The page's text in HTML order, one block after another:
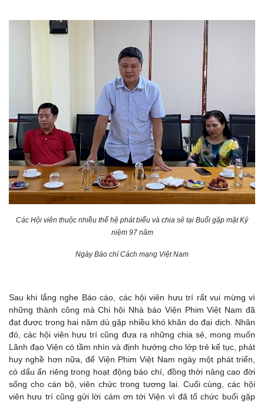
Các Hội viên thuộc nhiều thế hệ phát biểu và chia sẻ tại Buổi gặp mặt Kỷ
niệm 97 năm
Ngày Báo chí Cách mạng Việt Nam
Sau khi lắng nghe Báo cáo, các hội viên hưu trí rất vui mừng vì
những thành công mà Chi hội Nhà báo Viện Phim Việt Nam đã
đạt được trong hai năm dù gặp nhiều khó khăn do đại dịch. Nhân
đó, các hội viên hưu trí cũng đưa ra những chia sẻ, mong muốn
Lãnh đạo Viện có tầm nhìn và định hướng cho lớp trẻ kế tục, phát
huy nghề hơn nữa, để Viện Phim Việt Nam ngày một phát triển,
có dấu ấn riêng trong hoạt động báo chí, đồng thời nâng cao đời
sống cho cán bộ, viên chức trong tương lai. Cuối cùng, các hội
viên hưu trí cũng gửi lời cám ơn tới Viện vì đã tổ chức buổi gặp